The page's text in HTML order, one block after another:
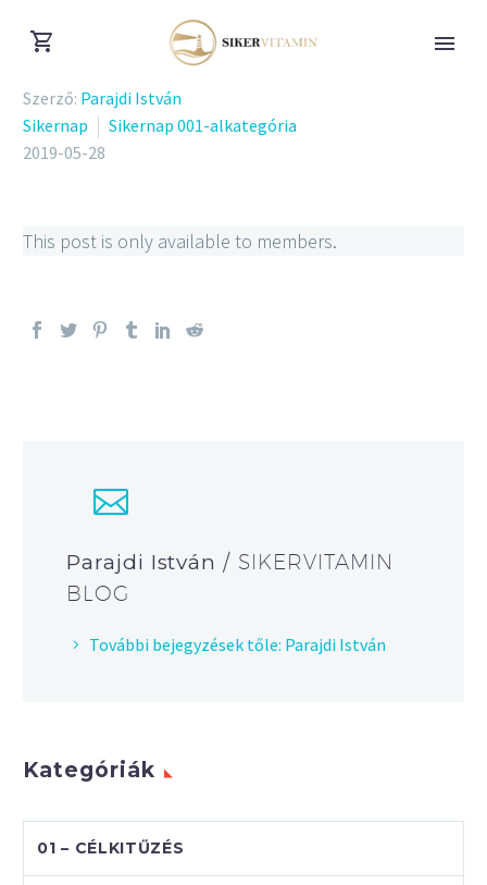
Szerző: Parajdi István
Sikernap
Sikernap 001-alkategória
2019-05-28
This post is only available to members.
Parajdi István/ SIKERVITAMIN
BLOG
További bejegyzések tőle: Parajdi István
Kategóriák
01 – CÉLKITŰZÉS